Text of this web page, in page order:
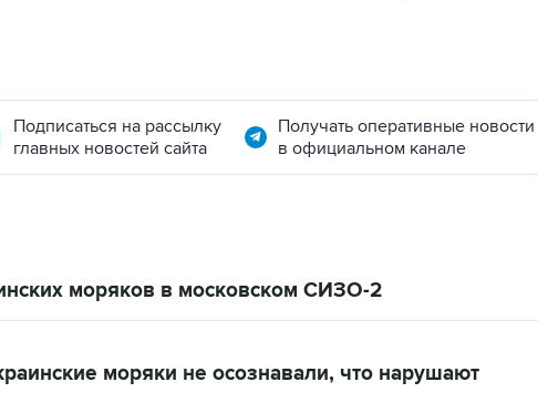
Подписаться на рассылку
главных новостей сайта
Получать оперативные новости
в официальном канале
моряков в московском СИЗО-2
моряки не осознавали, что нарушают